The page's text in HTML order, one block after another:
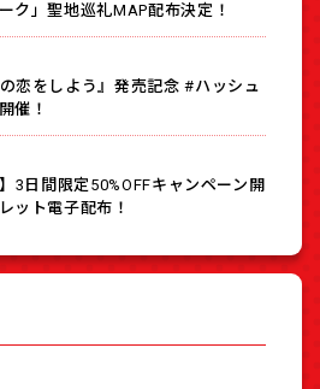
ク」聖地巡礼MAP配布決定！
恋をしよう』発売記念 #ハッシュ
催！
3日間限定50%OFFキャンペーン開
ット電子配布！